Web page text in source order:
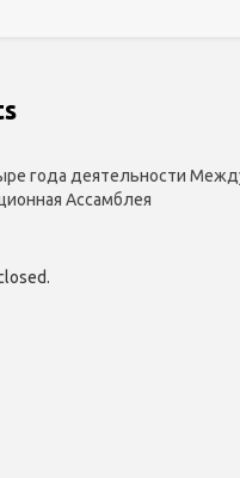
года деятельности
Ассамблея